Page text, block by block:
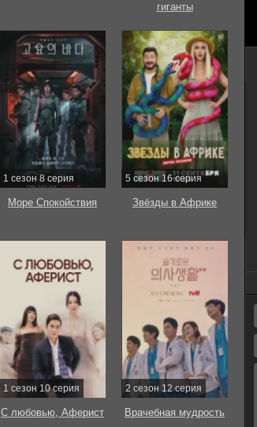
гиганты
1 сезон 8 серия
Море Спокойствия
5 сезон 16 серия
Звёзды в Африке
1 сезон 10 серия
С любовью, Аферист
2 сезон 12 серия
Врачебная мудрость